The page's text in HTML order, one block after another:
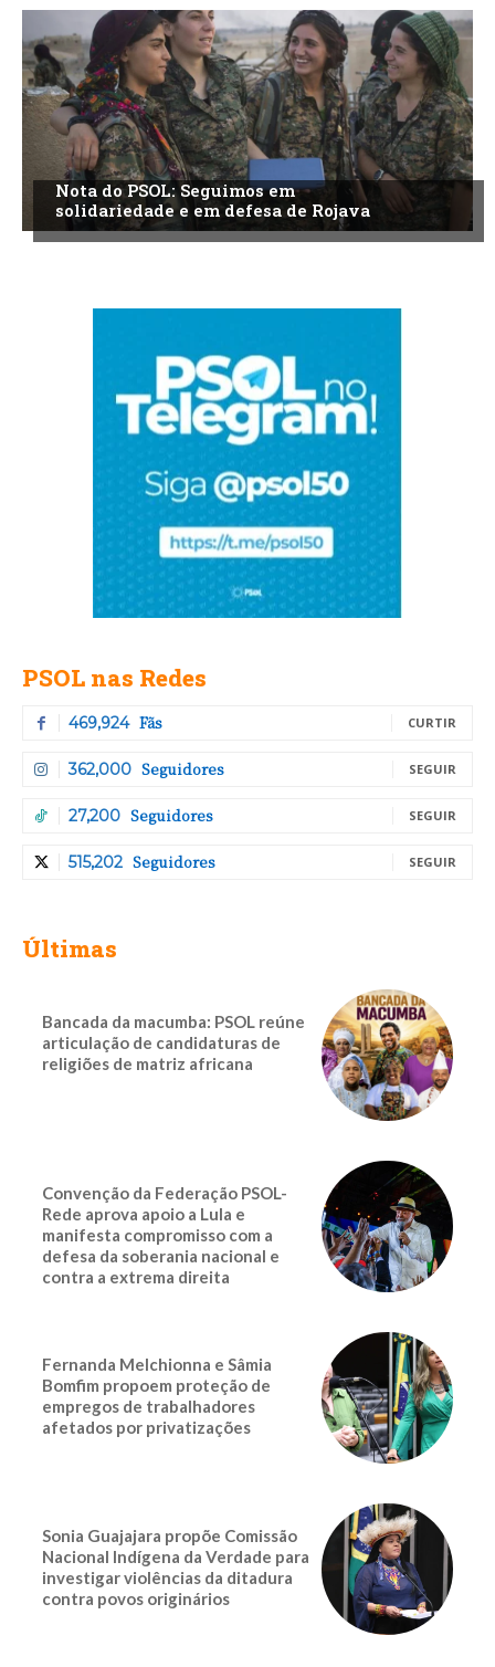
Nota do PSOL: Seguimos em
solidariedade e em defesa de Rojava
PSOL nas Redes
469,924 Fãs CURTIR
362,000 Seguidores SEGUIR
27,200 Seguidores SEGUIR
515,202 Seguidores SEGUIR
Últimas
Bancada da macumba: PSOL reúne
articulação de candidaturas de
religiões de matriz africana
Convenção da Federação PSOL-
Rede aprova apoio a Lula e
manifesta compromisso com a
defesa da soberania nacional e
contra a extrema direita
Fernanda Melchionna e Sâmia
Bomfim propoem proteção de
empregos de trabalhadores
afetados por privatizações
Sonia Guajajara propõe Comissão
Nacional Indígena da Verdade para
investigar violências da ditadura
contra povos originários